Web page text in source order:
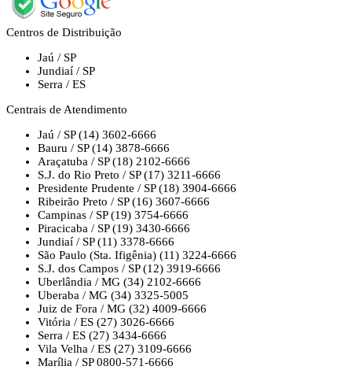
Centros de Distribuição
Jaú / SP
Jundiaí / SP
Serra / ES
Centrais de Atendimento
Jaú / SP (14) 3602-6666
Bauru / SP (14) 3878-6666
Araçatuba / SP (18) 2102-6666
S.J. do Rio Preto / SP (17) 3211-6666
Presidente Prudente / SP (18) 3904-6666
Ribeirão Preto / SP (16) 3607-6666
Campinas / SP (19) 3754-6666
Piracicaba / SP (19) 3430-6666
Jundiaí / SP (11) 3378-6666
São Paulo (Sta. Ifigênia) (11) 3224-6666
S.J. dos Campos / SP (12) 3919-6666
Uberlândia / MG (34) 2102-6666
Uberaba / MG (34) 3325-5005
Juiz de Fora / MG (32) 4009-6666
Vitória / ES (27) 3026-6666
Serra / ES (27) 3434-6666
Vila Velha / ES (27) 3109-6666
Marília / SP 0800-571-6666